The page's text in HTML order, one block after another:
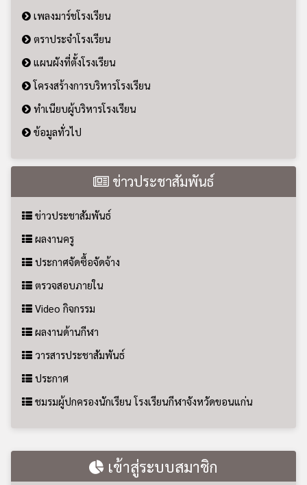
เพลงมาร์ชโรงเรียน
ตราประจำโรงเรียน
แผนผังที่ตั้งโรงเรียน
โครงสร้างการบริหารโรงเรียน
ทำเนียบผู้บริหารโรงเรียน
ข้อมูลทั่วไป
ข่าวประชาสัมพันธ์
ข่าวประชาสัมพันธ์
ผลงานครู
ประกาศจัดซื้อจัดจ้าง
ตรวจสอบภายใน
Video กิจกรรม
ผลงานด้านกีฬา
วารสารประชาสัมพันธ์
ประกาศ
ชมรมผู้ปกครองนักเรียน โรงเรียนกีฬาจังหวัดขอนแก่น
เข้าสู่ระบบสมาชิก